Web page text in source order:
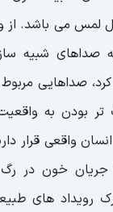
لمس می باشد.
صداهای شبیه
صداهایی
تر بودن به
واقعی قرار
خون در رگ
رویداد های